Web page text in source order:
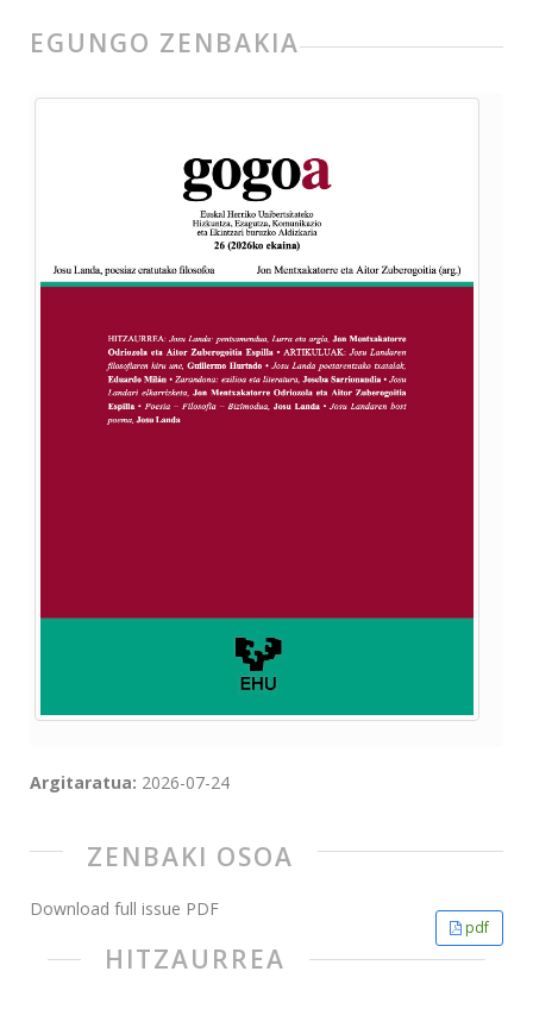
EGUNGO ZENBAKIA
Argitaratua: 2026-07-24
ZENBAKI OSOA
Download full issue PDF
pdf
HITZAURREA